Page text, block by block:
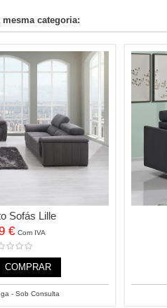
categoria:
Sofás Lille
€ Com IVA
COMPRAR
- Sob Consulta